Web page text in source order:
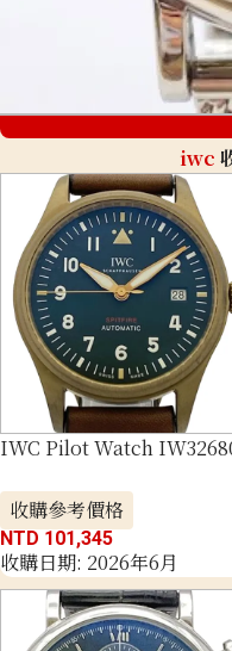
iwc
IWC Pilot Watch
收購參考價格
NTD 101,345
收購日期: 2026年6月